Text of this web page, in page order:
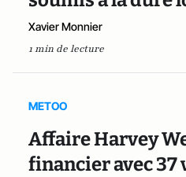
Xavier Monnier
1 min de lecture
METOO
Affaire Harvey
financier avec